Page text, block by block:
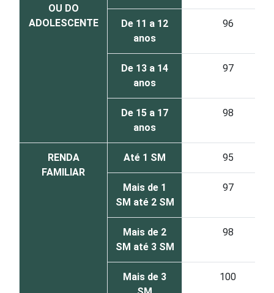
OU DO
ADOLESCENTE
De 11 a 12
anos
96
De 13 a 14
anos
97
De 15 a 17
anos
98
RENDA
FAMILIAR
Até 1 SM 95
Mais de 1
SM até 2 SM
97
Mais de 2
SM até 3 SM
98
Mais de 3
100